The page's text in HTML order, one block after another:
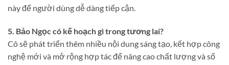
này để người dùng dễ dàng tiếp cận.
5. Bảo Ngọc có kế hoạch gì trong tương lai?
Cô sẽ phát triển thêm nhiều nội dung sáng tạo, kết hợp công
nghệ mới và mở rộng hợp tác để nâng cao chất lượng và số